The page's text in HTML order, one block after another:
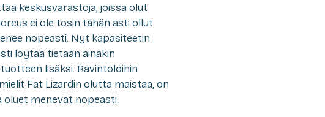
keskusvarastoja, joissa olut
ei ole tosin tähän asti ollut
nopeasti. Nyt kapasiteetin
löytää tietään ainakin
lisäksi. Ravintoloihin
Fat Lizardin olutta maistaa, on
oluet menevät nopeasti.